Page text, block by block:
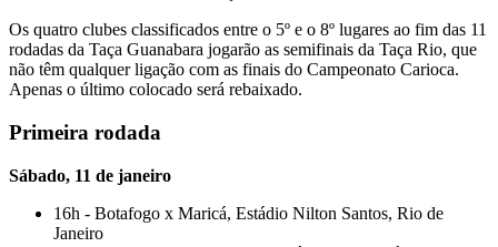
Os quatro clubes classificados entre o 5º e o 8º lugares ao fim das 11
rodadas da Taça Guanabara jogarão as semifinais da Taça Rio, que
não têm qualquer ligação com as finais do Campeonato Carioca.
Apenas o último colocado será rebaixado.
Primeira rodada
Sábado, 11 de janeiro
16h - Botafogo x Maricá, Estádio Nilton Santos, Rio de
Janeiro